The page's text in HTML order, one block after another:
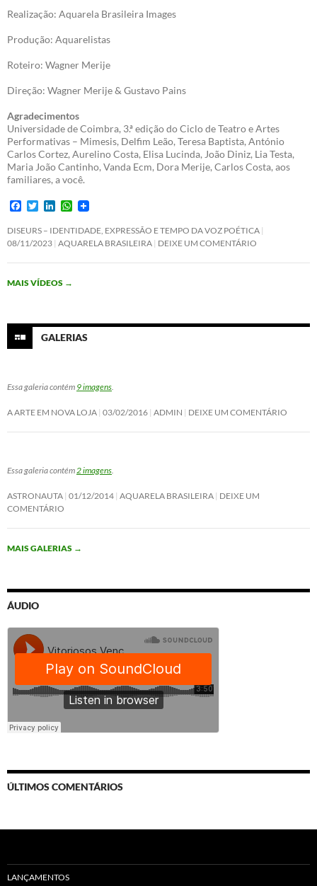
Realização: Aquarela Brasileira Images
Produção: Aquarelistas
Roteiro: Wagner Merije
Direção: Wagner Merije & Gustavo Pains
Agradecimentos
Universidade de Coimbra, 3.ª edição do Ciclo de Teatro e Artes
Performativas – Mimesis, Delfim Leão, Teresa Baptista, António
Carlos Cortez, Aurelino Costa, Elisa Lucinda, João Diniz, Lia Testa,
Maria João Cantinho, Vanda Ecm, Dora Merije, Carlos Costa, aos
familiares, a você.
F
c
e
b
o
k
T
i
t
t
e
n
k
e
d
n
W
a
t
s
A
DISEURS – IDENTIDADE, EXPRESSÃO E TEMPO DA VOZ POÉTICA
08/11/2023 AQUARELA BRASILEIRA DEIXE UM COMENTÁRIO
MAIS VÍDEOS →
GALERIAS
Essa galeria contém 9 imagens
A ARTE EM NOVA LOJA 03/02/2016 ADMIN DEIXE UM COMENTÁRIO
Essa galeria contém 2 imagens
ASTRONAUTA 01/12/2014 AQUARELA BRASILEIRA DEIXE UM
COMENTÁRIO
MAIS GALERIAS →
ÁUDIO
ÚLTIMOS COMENTÁRIOS
LANÇAMENTOS